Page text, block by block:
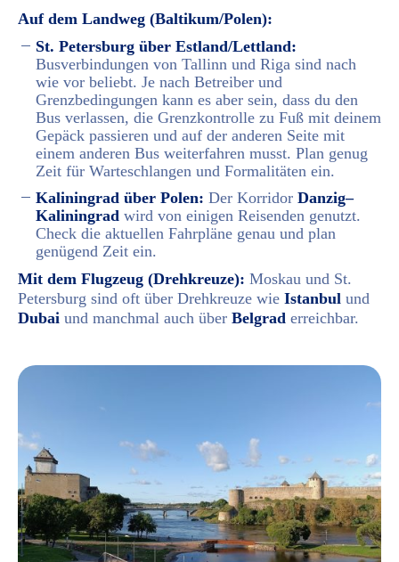
Auf dem Landweg (Baltikum/Polen):
St. Petersburg über Estland/Lettland:
Busverbindungen von Tallinn und Riga sind nach
wie vor beliebt. Je nach Betreiber und
Grenzbedingungen kann es aber sein, dass du den
Bus verlassen, die Grenzkontrolle zu Fuß mit deinem
Gepäck passieren und auf der anderen Seite mit
einem anderen Bus weiterfahren musst. Plan genug
Zeit für Warteschlangen und Formalitäten ein.
Kaliningrad über Polen: Der Korridor Danzig–
Kaliningrad wird von einigen Reisenden genutzt.
Check die aktuellen Fahrpläne genau und plan
genügend Zeit ein.
Mit dem Flugzeug (Drehkreuze): Moskau und St.
Petersburg sind oft über Drehkreuze wie Istanbul und
Dubai und manchmal auch über Belgrad erreichbar.